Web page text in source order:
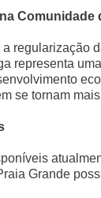
Comunidade
a regularização
representa
se tornam
Grande